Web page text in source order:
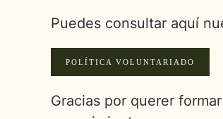
c
a
o
b
f
c
c
ó
Puedes consultar aquí
POLÍTICA VOLUNTARIADO
Gracias por querer